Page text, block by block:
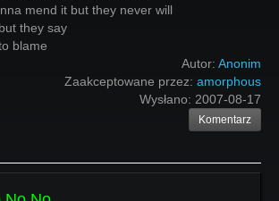
mend it but they never will
they say
blame
Autor: Anonim
Zaakceptowane przez: amorphous
Wysłano: 2007-08-17
Komentarz